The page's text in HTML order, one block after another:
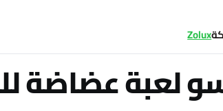
Zolux
لعبة عضاضة